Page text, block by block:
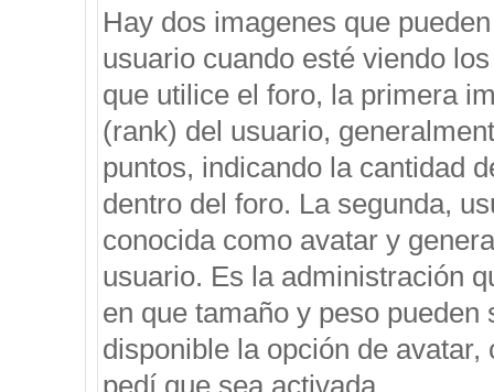
Hay dos imagenes que
usuario cuando esté viendo
que utilice el foro, la primera
(rank) del usuario,
puntos, indicando la cantidad
dentro del foro. La segunda,
conocida como avatar y
usuario. Es la administración
en que tamaño y peso
disponible la opción de
pedí que sea activada.